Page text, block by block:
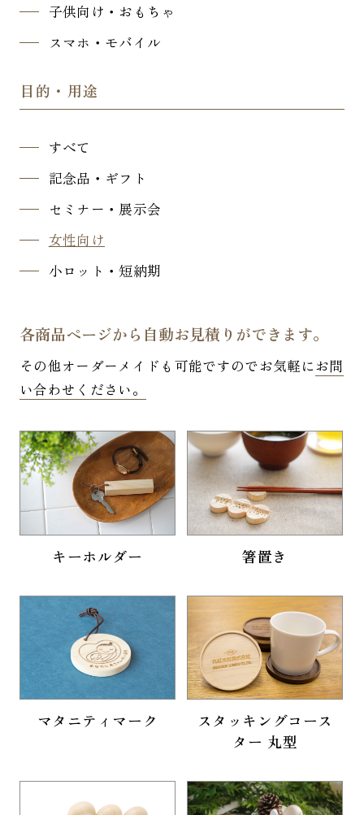
子供向け・おもちゃ
スマホ・モバイル
目的・用途
すべて
記念品・ギフト
セミナー・展示会
女性向け
小ロット・短納期
各商品ページから自動お見積りができます。
その他オーダーメイドも可能ですのでお気軽にお問
い合わせください。
キーホルダー 箸置き
マタニティマーク
スタッキングコース
ター 丸型